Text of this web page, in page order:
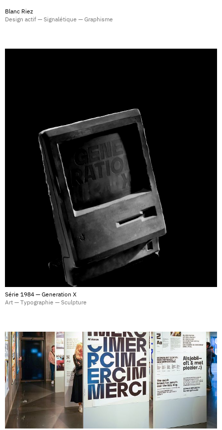
Blanc Riez
Design actif — Signalétique — Graphisme
Série 1984 — Generation X
Art — Typographie — Sculpture